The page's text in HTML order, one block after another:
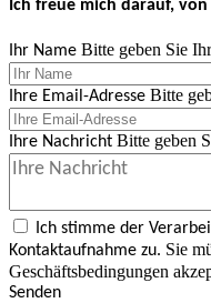
Ich freue mich darauf,
Ihr Name Bitte geben Sie
Ihre Email-Adresse Bitte
Ihre Nachricht Bitte geben
Ich stimme der
Kontaktaufnahme zu. Sie
Geschäftsbedingungen
Senden